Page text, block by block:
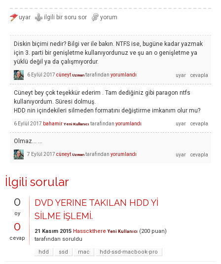
Diskin biçimi nedir? Bilgi ver ile bakın. NTFS ise, bugüne kadar yazmak
için 3. parti bir genişletme kullanıyordunuz ve şu an o genişletme ya
yüklü değil ya da çalışmıyordur.
6 Eylül 2017 cüneyt Uzman tarafından yorumlandı
Cüneyt bey çok teşekkür ederim . Tam dediğiniz gibi paragon ntfs
kullanıyordum. Süresi dolmuş.
HDD nin içindekileri silmeden formatını değiştirme imkanım olur mu?
6 Eylül 2017 bahamir Yeni Kullanıcı tarafından yorumlandı
Olmaz... ...
7 Eylül 2017 cüneyt Uzman tarafından yorumlandı
İlgili sorular
0
oy
0
cevap
DVD YERINE TAKILAN HDD Yİ
SİLME İŞLEMİ.
21 Kasım 2015 Hassckthere Yeni Kullanıcı (200 puan)
tarafından soruldu
hdd
ssd mac hdd-ssd-macbook-pro